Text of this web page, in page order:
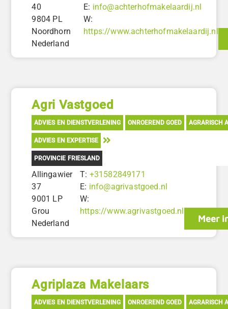
40
9804 PL
Noordhorn
Nederland
E: info@achterhofmakelaardij.nl
W:
https://www.achterhofmakelaardij.nl
Agri Vastgoed
ADVIES EN DIENSTVERLENING ONROEREND GOED AGRARISCH
ADVIES EN EXPERTISE
PROVINCIE FRIESLAND
Allingawier
37
9001 LP
Grou
Nederland
T: +31582849171
E: info@agrivastgoed.nl
W:
https://www.agrivastgoed.nl
Meer
Agriplaza Makelaars
ADVIES EN DIENSTVERLENING ONROEREND GOED AGRARISCH